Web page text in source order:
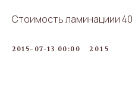
Стоимость ламинациии
2015-07-13 00:00 2015